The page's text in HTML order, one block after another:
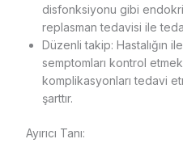
disfonksiyonu gibi
replasman tedavisi ile
Düzenli takip: Hastalığın
semptomları kontrol
komplikasyonları tedavi
şarttır.
Ayırıcı Tanı: